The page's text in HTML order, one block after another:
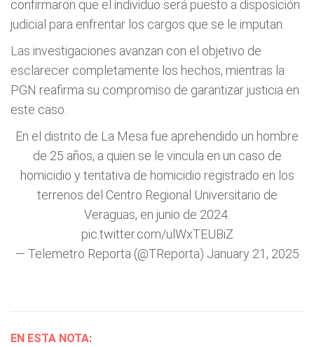
confirmaron que el individuo será puesto a disposición
judicial para enfrentar los cargos que se le imputan.
Las investigaciones avanzan con el objetivo de
esclarecer completamente los hechos, mientras la
PGN reafirma su compromiso de garantizar justicia en
este caso.
En el distrito de La Mesa fue aprehendido un hombre
de 25 años, a quien se le vincula en un caso de
homicidio y tentativa de homicidio registrado en los
terrenos del Centro Regional Universitario de
Veraguas, en junio de 2024.
pic.twitter.com/ulWxTEUBiZ
— Telemetro Reporta (@TReporta) January 21, 2025
EN ESTA NOTA: